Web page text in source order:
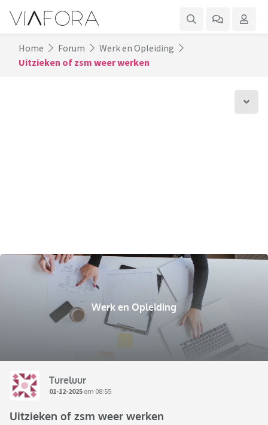
Home Forum
Werk en Opleiding
Uitzieken of zsm weer werken
Werk en Opleiding
Tureluur
01-12-2025 om 08:55
Uitzieken of zsm weer werken